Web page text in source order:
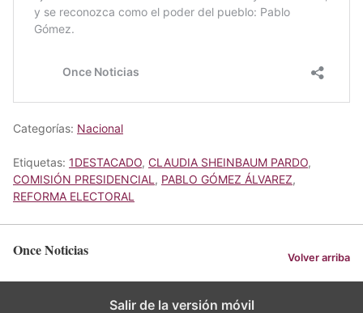
Categorías: Nacional
Etiquetas: 1DESTACADO, CLAUDIA SHEINBAUM PARDO,
COMISIÓN PRESIDENCIAL , PABLO GÓMEZ ÁLVAREZ,
REFORMA ELECTORAL
Once Noticias Volver arriba
Salir de la versión móvil